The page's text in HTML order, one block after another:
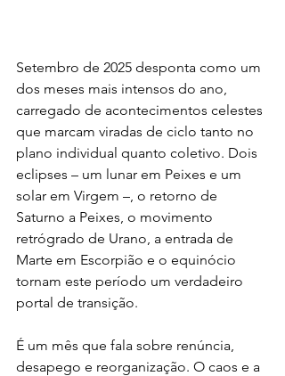
Setembro de 2025 desponta como um
dos meses mais intensos do ano,
carregado de acontecimentos celestes
que marcam viradas de ciclo tanto no
plano individual quanto coletivo. Dois
eclipses – um lunar em Peixes e um
solar em Virgem –, o retorno de
Saturno a Peixes, o movimento
retrógrado de Urano, a entrada de
Marte em Escorpião e o equinócio
tornam este período um verdadeiro
portal de transição.
É um mês que fala sobre renúncia,
desapego e reorganização. O caos e a